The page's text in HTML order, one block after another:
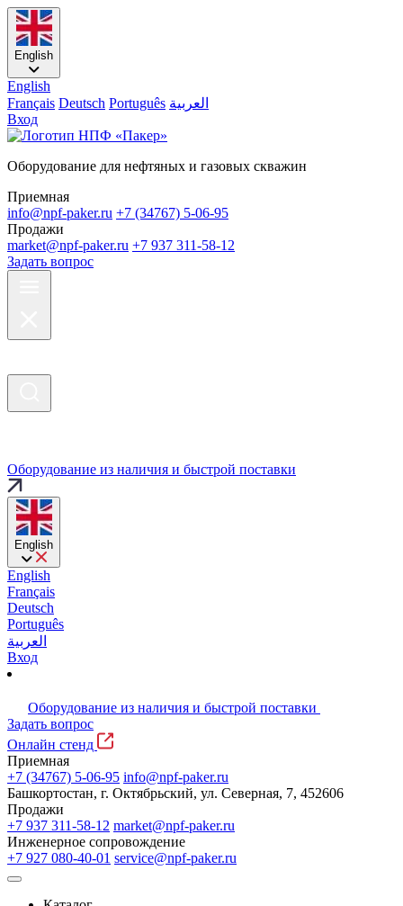
English
English
Français Deutsch Português العربية
Вход
Оборудование для нефтяных и газовых скважин
Приемная
info@npf-paker.ru +7 (34767) 5-06-95
Продажи
market@npf-paker.ru +7 937 311-58-12
Задать вопрос
Оборудование из наличия и быстрой поставки
English
English
Français
Deutsch
Português
العربية
Вход
Оборудование из наличия и быстрой поставки
Задать вопрос
Онлайн стенд
Приемная
+7 (34767) 5-06-95 info@npf-paker.ru
Башкортостан, г. Октябрьский, ул. Северная, 7, 452606
Продажи
+7 937 311-58-12 market@npf-paker.ru
Инженерное сопровождение
+7 927 080-40-01 service@npf-paker.ru